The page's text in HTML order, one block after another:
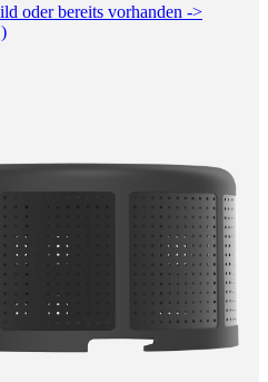
oder bereits vorhanden ->